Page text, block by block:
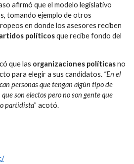
afirmó que el modelo legislativo
tomando ejemplo de otros
en donde los asesores reciben
políticosque recibe fondo del
que las organizaciones políticasno
para elegir a sus candidatos. “En el
personas que tengan algún tipo de
son electos pero no son gente que
partidista” acotó.